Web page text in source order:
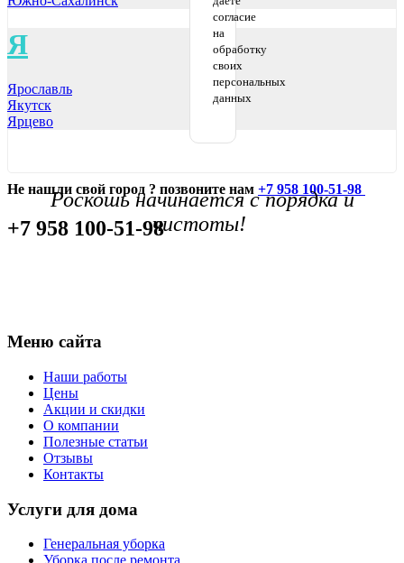
Я
Ярославль
Якутск
Ярцево
Не нашли свой город ? позвоните нам +7 958 100-51-98
+7 958 100-51-98
согласие
на
обработку
своих
персональных
данных
Роскошь начинается с порядка и
чистоты!
Меню сайта
Наши работы
Цены
Акции и скидки
О компании
Полезные статьи
Отзывы
Контакты
Услуги для дома
Генеральная уборка